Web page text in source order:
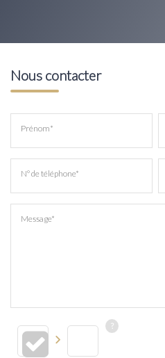
Nous contacter
Prénom*
N° de téléphone*
Message*